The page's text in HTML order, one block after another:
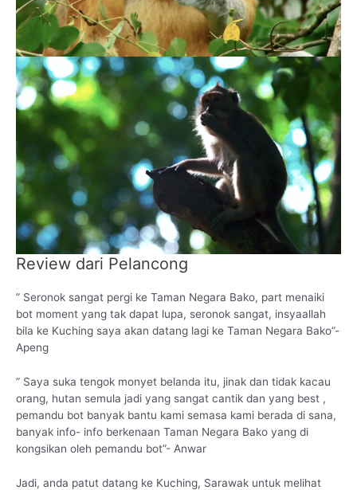
Review dari Pelancong
” Seronok sangat pergi ke Taman Negara Bako, part menaiki
bot moment yang tak dapat lupa, seronok sangat, insyaallah
bila ke Kuching saya akan datang lagi ke Taman Negara Bako”-
Apeng
” Saya suka tengok monyet belanda itu, jinak dan tidak kacau
orang, hutan semula jadi yang sangat cantik dan yang best ,
pemandu bot banyak bantu kami semasa kami berada di sana,
banyak info- info berkenaan Taman Negara Bako yang di
kongsikan oleh pemandu bot”- Anwar
Jadi, anda patut datang ke Kuching, Sarawak untuk melihat